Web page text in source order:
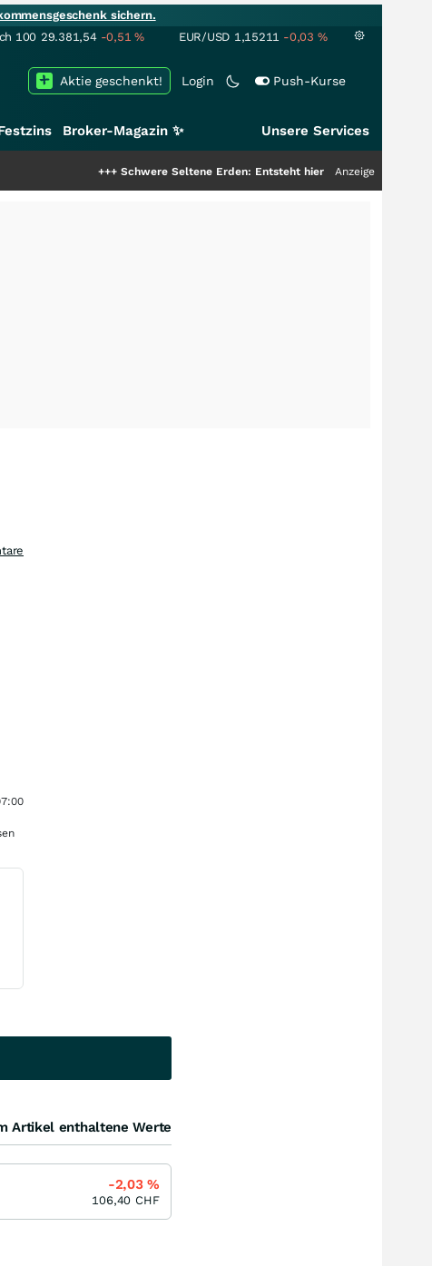
sichern.
100 29.381,54 -0,51% EUR/USD 1,15211 -0,03 %
Login Push-Kurse
Aktie geschenkt!
Broker-Magazin ✨ Unsere Services
Schwere Seltene Erden: Entsteht hier die nächste Milliardenstory?
Anzeige
Artikel enthaltene Werte
-2,03%
106,40 CHF